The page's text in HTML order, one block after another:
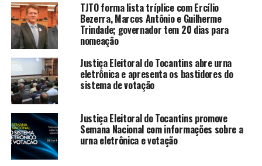
TJTO forma lista tríplice com Ercílio
Bezerra, Marcos Antônio e Guilherme
Trindade; governador tem 20 dias para
nomeação
Justiça Eleitoral do Tocantins abre urna
eletrônica e apresenta os bastidores do
sistema de votação
Justiça Eleitoral do Tocantins promove
Semana Nacional com informações sobre a
urna eletrônica e votação